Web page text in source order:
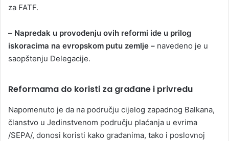
za FATF.
– Napredak u provođenju ovih reformi ide u prilog
iskoracima na evropskom putu zemlje – navedeno je u
saopštenju Delegacije.
Reformama do koristi za građane i privredu
Napomenuto je da na području cijelog zapadnog Balkana,
članstvo u Jedinstvenom području plaćanja u evrima
/SEPA/, donosi koristi kako građanima, tako i poslovnoj